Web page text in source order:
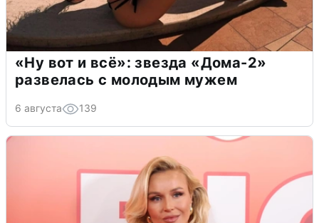
«Ну вот и всё»: звезда «Дома-2»
развелась с молодым мужем
6 августа 139